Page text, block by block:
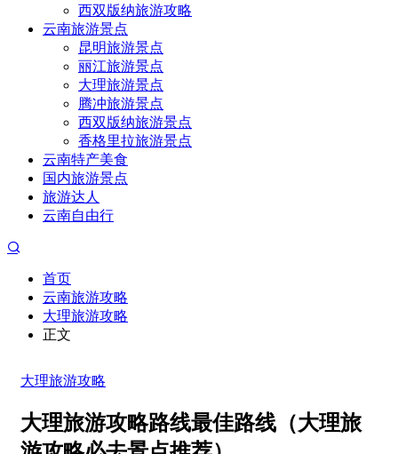
西双版纳旅游攻略
云南旅游景点
昆明旅游景点
丽江旅游景点
大理旅游景点
腾冲旅游景点
西双版纳旅游景点
香格里拉旅游景点
云南特产美食
国内旅游景点
旅游达人
云南自由行
首页
云南旅游攻略
大理旅游攻略
正文
大理旅游攻略
大理旅游攻略路线最佳路线（大理旅